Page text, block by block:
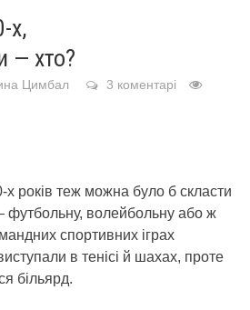
х,
— хто?
Цимбал
3 коментарі
х років теж можна було б скласти
футбольну, волейбольну або ж
спортивних іграх
в тенісі й шахах, проте
більярд.